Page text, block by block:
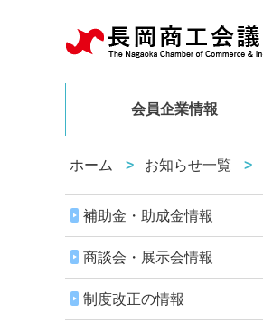
会員企業情報
ホーム お知らせ一覧
補助金・助成金情報
商談会・展示会情報
制度改正の情報